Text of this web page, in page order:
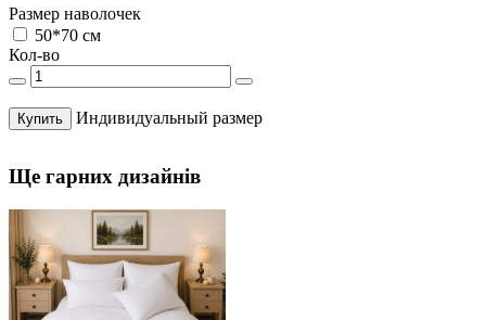
Размер наволочек
50*70 см
Кол-во
Купить Индивидуальный размер
Ще гарних дизайнів